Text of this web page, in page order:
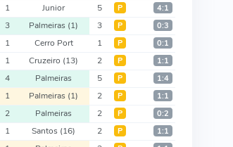
1 Junior 5 Р 4:1
3 Palmeiras (1) 3 Р 0:3
1 Cerro Port 1 Р 0:1
1 Cruzeiro (13) 2 Р 1:1
4 Palmeiras 5 Р 1:4
1 Palmeiras (1) 2 Р 1:1
2 Palmeiras 2 Р 0:2
1 Santos (16) 2 Р 1:1